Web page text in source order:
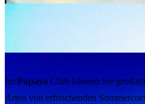
In der Nähe von
Im Papaya Club können Sie
Arten von erfrischenden